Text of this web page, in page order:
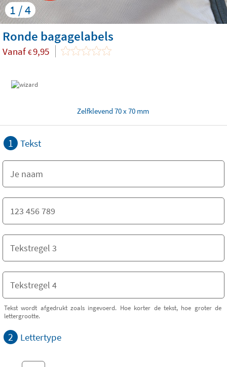
1 / 4
Ronde bagagelabels
Vanaf €9,95
Zelfklevend 70 x 70 mm
1 Tekst
Tekst wordt afgedrukt zoals ingevoerd. Hoe korter de tekst, hoe groter de
lettergrootte.
2 Lettertype